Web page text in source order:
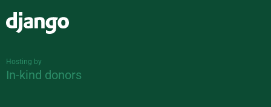
Hosting by
In-kind donors